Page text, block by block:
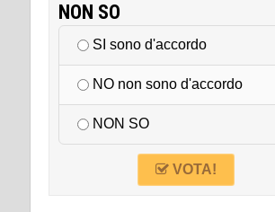
NON SO
SI sono d'accordo
NO non sono d'accordo
NON SO
VOTA!